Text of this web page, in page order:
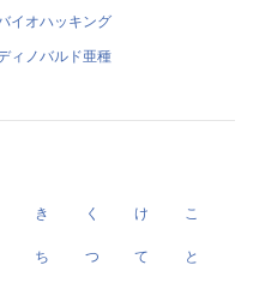
イオハッキング
ィノバルド亜種
き く け こ
ち つ て と